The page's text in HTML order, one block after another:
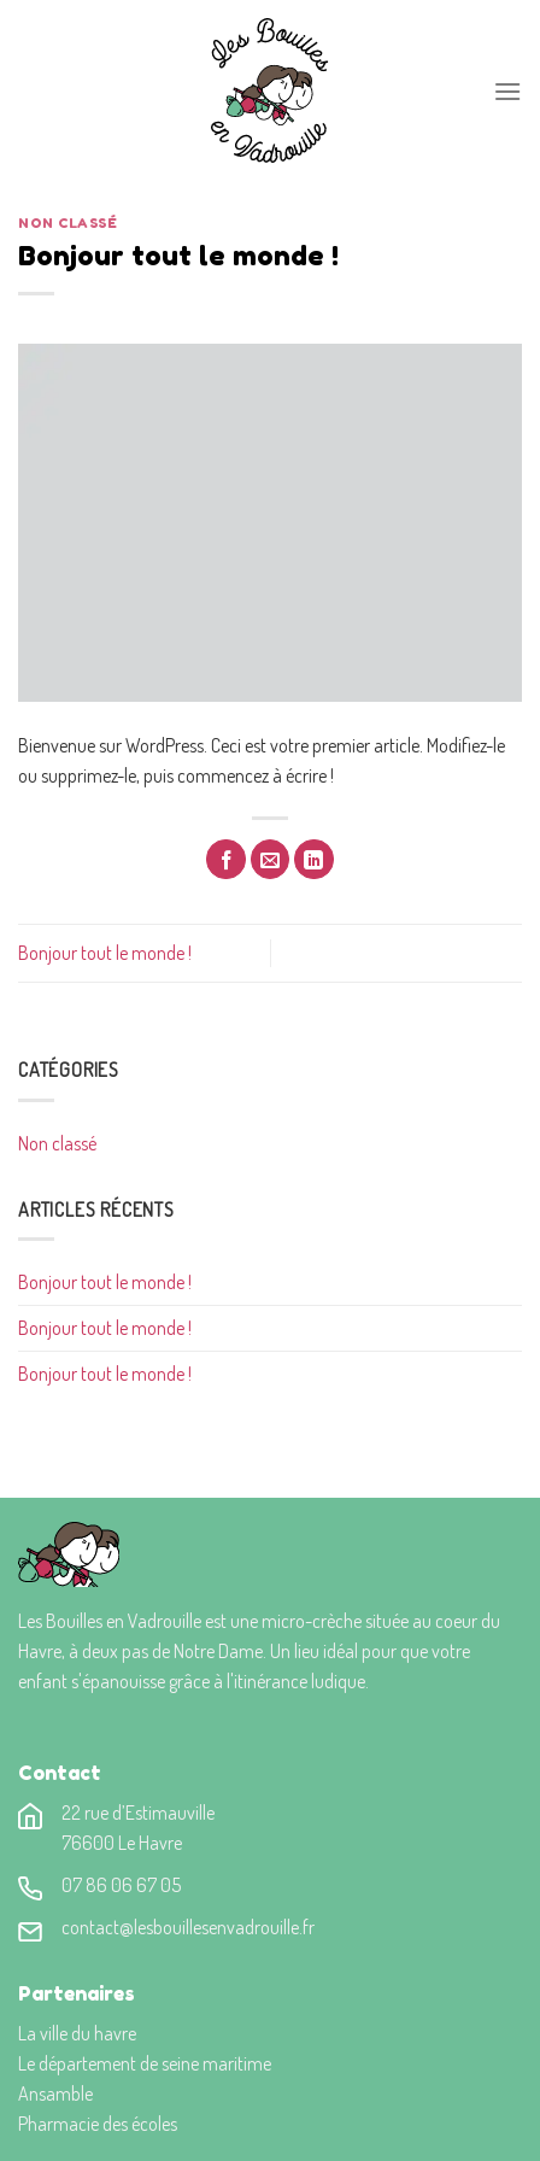
NON CLASSÉ
Bonjour tout le monde !
Bienvenue sur WordPress. Ceci est votre premier article. Modifiez-le
ou supprimez-le, puis commencez à écrire !
Bonjour tout le monde !
CATÉGORIES
Non classé
ARTICLES RÉCENTS
Bonjour tout le monde !
Bonjour tout le monde !
Bonjour tout le monde !
Les Bouilles en Vadrouille est une micro-crèche située au coeur du
Havre, à deux pas de Notre Dame. Un lieu idéal pour que votre
enfant s'épanouisse grâce à l'itinérance ludique.
Contact
22 rue d’Estimauville
76600 Le Havre
07 86 06 67 05
contact@lesbouillesenvadrouille.fr
Partenaires
La ville du havre
Le département de seine maritime
Ansamble
Pharmacie des écoles